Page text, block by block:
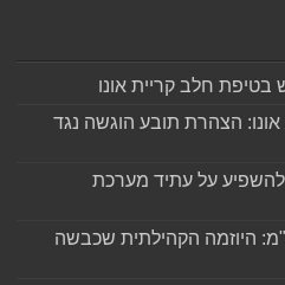
חלב קריית אונו
הצהרת תובע הוגשה נגד
להשפיע על עתיד מערכת
את העולם מגובה 95 ס"מ: היוזמה הקהילתית שכבשה